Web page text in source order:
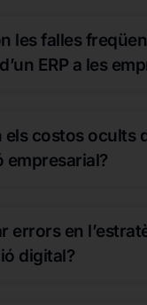
les falles
ERP a les
costos ocults
empresarial?
errors en
digital?